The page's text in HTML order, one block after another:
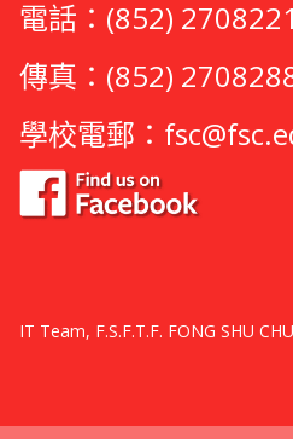
電話：(852)
傳真：(852)
學校電郵：
IT Team, F.S.F.T.F. FONG SHU